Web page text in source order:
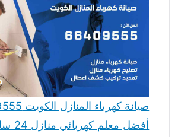
صيانة كهرباء
أفضل معلم كهربائي منازل 24 ساعة